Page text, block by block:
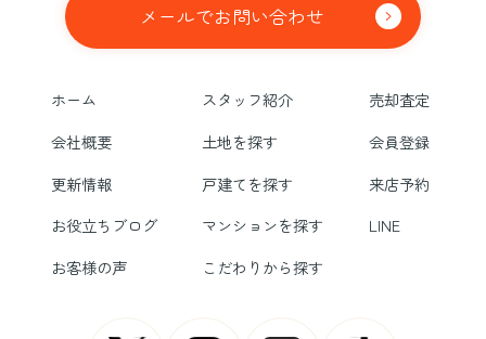
メールでお問い合わせ
ホーム スタッフ紹介
売却査定
会社概要
土地を探す
会員登録
更新情報
戸建てを探す
来店予約
お役立ちブログ
マンションを探す
LINE
お客様の声
こだわりから探す